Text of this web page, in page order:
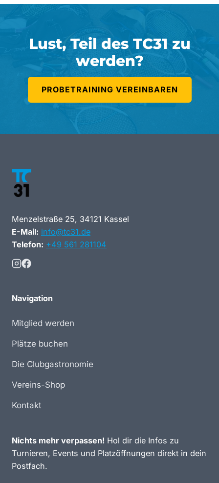
Lust, Teil des TC31 zu
werden?
PROBETRAINING VEREINBAREN
Menzelstraße 25, 34121 Kassel
E-Mail: info@tc31.de
Telefon: +49 561 281104
Navigation
Mitglied werden
Plätze buchen
Die Clubgastronomie
Vereins-Shop
Kontakt
Nichts mehr verpassen! Hol dir die Infos zu
Turnieren, Events und Platzöffnungen direkt in dein
Postfach.